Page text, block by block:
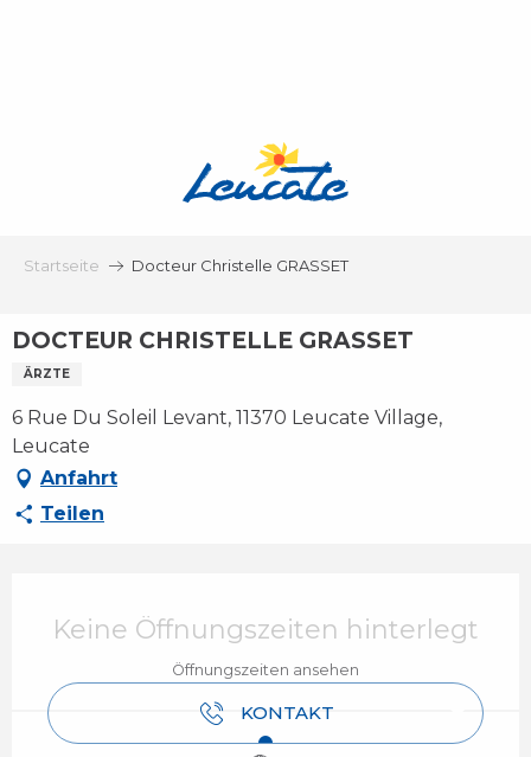
Startseite Docteur Christelle GRASSET
DOCTEUR CHRISTELLE GRASSET
ÄRZTE
6 Rue Du Soleil Levant, 11370 Leucate Village,
Leucate
Anfahrt
Teilen
Keine Öffnungszeiten hinterlegt
Öffnungszeiten ansehen
KONTAKT